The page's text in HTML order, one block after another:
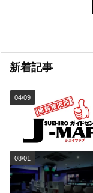
新着記事
04/09
08/01